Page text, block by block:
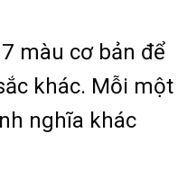
màu cơ bản để
khác. Mỗi một
nghĩa khác